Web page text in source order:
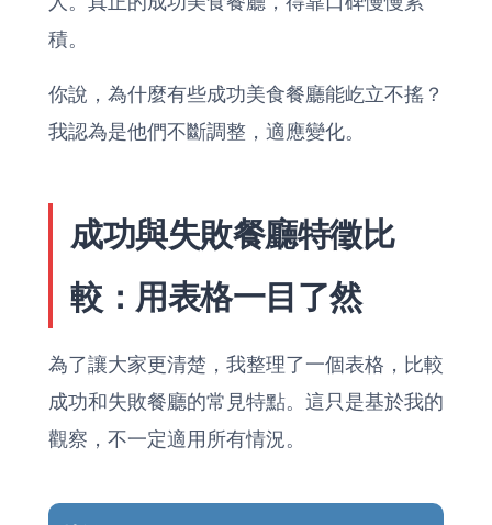
積。
你說，為什麼有些成功美食餐廳能屹立不搖？
我認為是他們不斷調整，適應變化。
成功與失敗餐廳特徵比
較：用表格一目了然
為了讓大家更清楚，我整理了一個表格，比較
成功和失敗餐廳的常見特點。這只是基於我的
觀察，不一定適用所有情況。